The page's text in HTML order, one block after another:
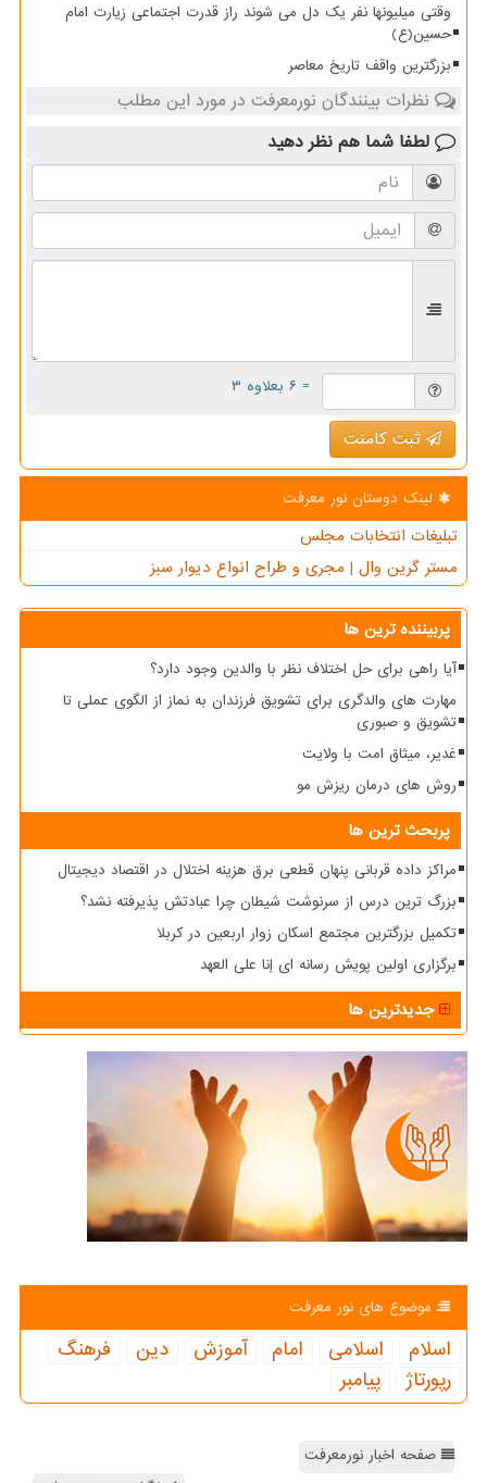
وقتی میلیونها نفر یک دل می شوند راز قدرت اجتماعی زیارت امام
حسین(ع)
بزرگترین واقف تاریخ معاصر
نظرات بینندگان نورمعرفت در مورد این مطلب
لطفا شما هم نظر دهید
= ۶ بعلاوه ۳
ثبت کامنت
لینک دوستان نور معرفت
تبلیغات انتخابات مجلس
مستر گرین وال | مجری و طراح انواع دیوار سبز
پربیننده ترین ها
آیا راهی برای حل اختلاف نظر با والدین وجود دارد؟
مهارت های والدگری برای تشویق فرزندان به نماز از الگوی عملی تا
تشویق و صبوری
غدیر، میثاق امت با ولایت
روش های درمان ریزش مو
پربحث ترین ها
مراکز داده قربانی پنهان قطعی برق هزینه اختلال در اقتصاد دیجیتال
بزرگ ترین درس از سرنوشت شیطان چرا عبادتش پذیرفته نشد؟
تکمیل بزرگترین مجتمع اسکان زوار اربعین در کربلا
برگزاری اولین پویش رسانه ای إنا علی العهد
جدیدترین ها
موضوع های نور معرفت
اسلام اسلامی امام آموزش دین
فرهنگ
رپورتاژ
پیامبر
صفحه اخبار نورمعرفت